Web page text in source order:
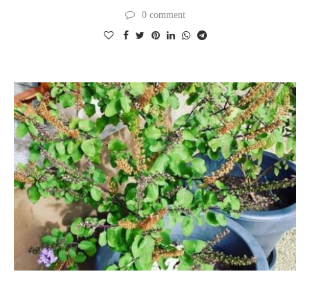
0 comment